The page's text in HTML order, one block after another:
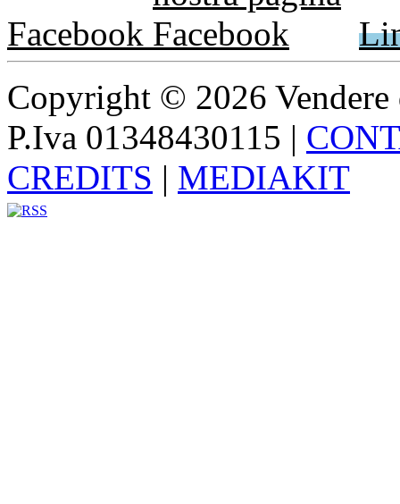
Facebook
Copyright © 2026
P.Iva 01348430115 |
CREDITS | MEDIAKIT